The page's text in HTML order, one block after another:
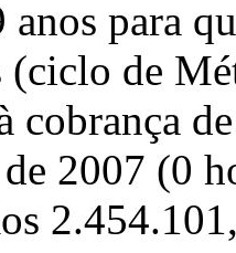
para
(ciclo de
cobrança
2007 (0